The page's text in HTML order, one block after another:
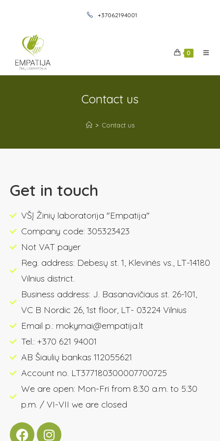
+37062194001
0
Contact us
> Contact us
Get in touch
VŠĮ Žinių laboratorija "Empatija"
Company code: 305323423
Not VAT payer
Reg. address: Debesų st. 1, Klevinės vs., LT-14180
Vilnius district.
Business address: J. Basanavičiaus st. 26-101,
VC B Nordic 26, 1st floor, LT- 03224 Vilnius
Email p.: mokymai@empatija.lt
Tel.: +370 621 94001
AB Šiaulių bankas 112055621
Account no. LT377180300007700725
We are open: Mon-Fri from 8:30 a.m. to 5:30
p.m. / VI-VII we are closed